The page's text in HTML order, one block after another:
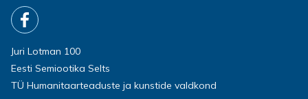
Juri Lotman 100
Eesti Semiootika Selts
TÜ Humanitaarteaduste ja kunstide valdkond